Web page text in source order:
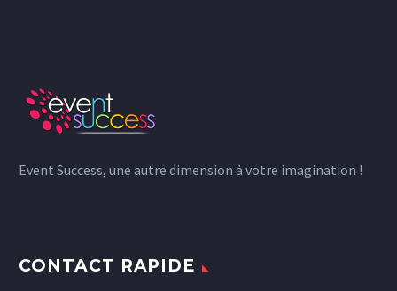
Event Success, une autre dimension à votre imagination !
CONTACT RAPIDE